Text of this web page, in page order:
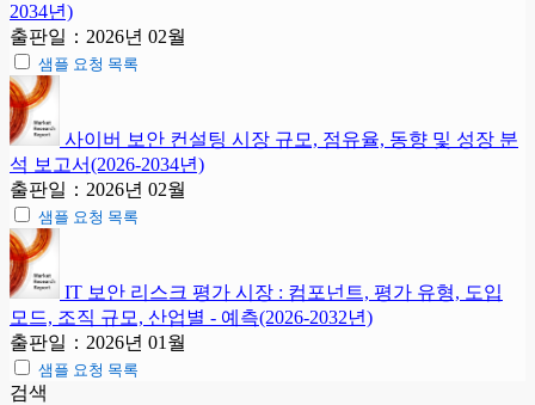
2034년)
출판일：2026년 02월
샘플 요청 목록
사이버 보안 컨설팅 시장 규모, 점유율, 동향 및 성장 분
석 보고서(2026-2034년)
출판일：2026년 02월
샘플 요청 목록
IT 보안 리스크 평가 시장 : 컴포넌트, 평가 유형, 도입
모드, 조직 규모, 산업별 - 예측(2026-2032년)
출판일：2026년 01월
샘플 요청 목록
검색